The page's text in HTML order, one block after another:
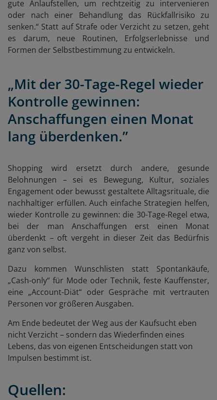
gute Anlaufstellen, um rechtzeitig zu intervenieren
oder nach einer Behandlung das Rückfallrisiko zu
senken.“ Statt auf Strafe oder Verzicht zu setzen, geht
es darum, neue Routinen, Erfolgserlebnisse und
Formen der Selbstbestimmung zu entwickeln.
„Mit der 30-Tage-Regel wieder
Kontrolle gewinnen:
Anschaffungen einen Monat
lang überdenken.”
Shopping wird ersetzt durch andere, gesunde
Belohnungen – sei es Bewegung, Kultur, soziales
Engagement oder bewusst gestaltete Alltagsrituale, die
nachhaltiger erfüllen. Auch einfache Strategien helfen,
wieder Kontrolle zu gewinnen: die 30-Tage-Regel etwa,
bei der man Anschaffungen erst einen Monat
überdenkt – oft vergeht in dieser Zeit das Bedürfnis
ganz von selbst.
Dazu kommen Wunschlisten statt Spontankäufe,
„Cash-only“ für Mode oder Technik, feste Kauffenster,
eine „Account-Diät“ oder Gespräche mit vertrauten
Personen vor größeren Ausgaben.
Am Ende bedeutet der Weg aus der Kaufsucht eben
nicht Verzicht – sondern das Wiederfinden eines
Lebens, das von eigenen Entscheidungen statt von
Impulsen bestimmt ist.
Quellen: